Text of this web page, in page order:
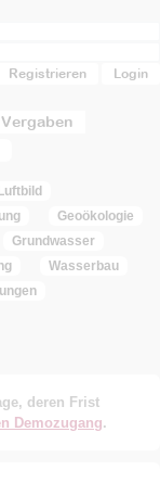
Vergaben
Registrieren
Geoökologie
Grundwasser
Wasserbau
deren Frist
Demozugang.